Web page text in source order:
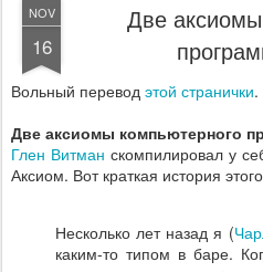
NOV
16
Две
Вольный перевод этой странички.
Две аксиомы компьютерного
Глен Витман скомпилировал у
Аксиом. Вот краткая история
Несколько лет назад я (
каким-то типом в баре.